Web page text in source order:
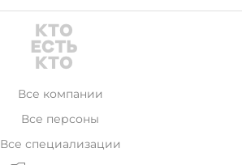
Все компании
Все персоны
Все специализации